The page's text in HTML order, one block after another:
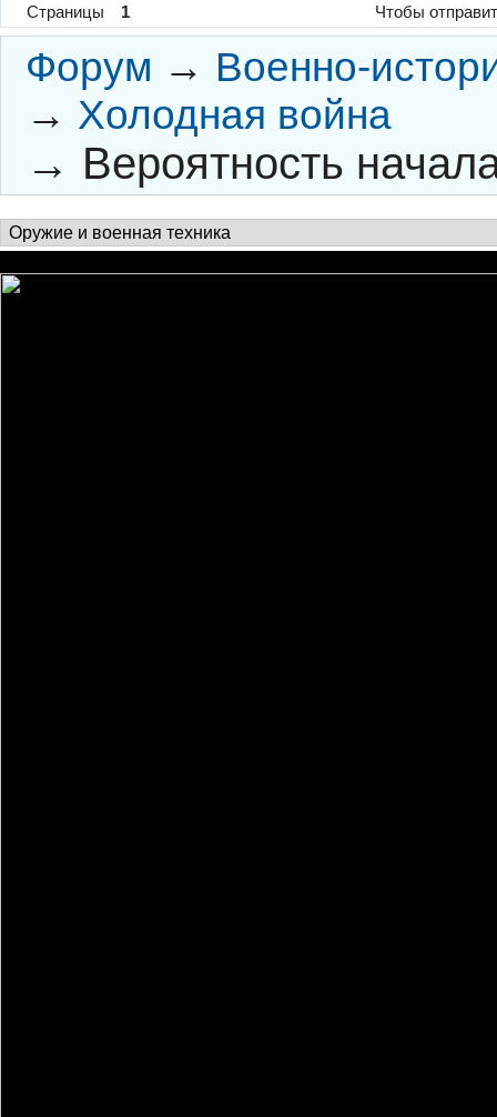
Страницы 1 Чтобы
Форум → Военно-
→ Холодная война
→ Вероятность